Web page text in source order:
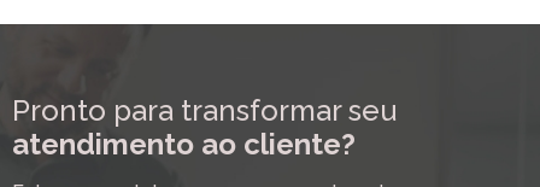
Pronto para transformar seu
atendimento ao cliente?